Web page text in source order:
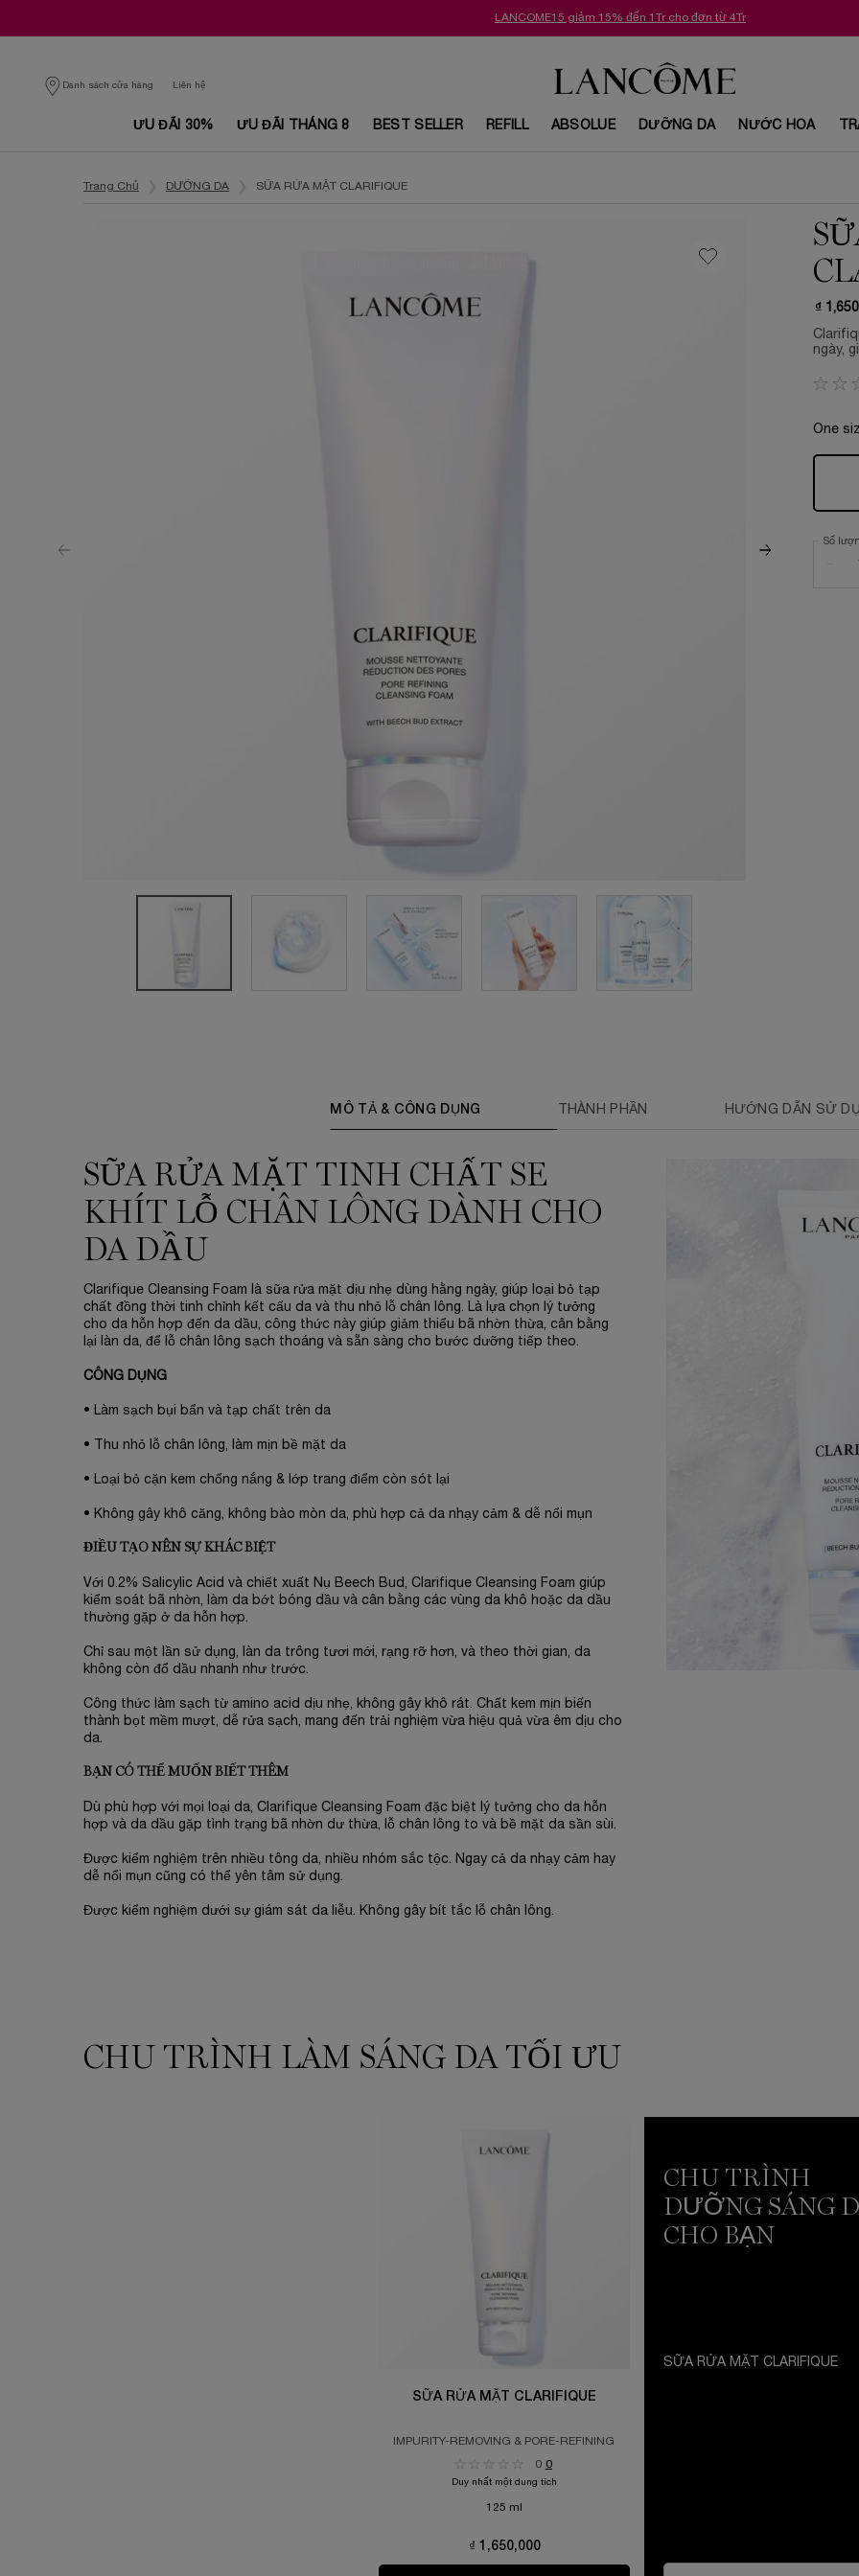
LANCOME15 giảm 15% đến 1Tr cho đơn từ 4Tr
Danh sách cửa hàng Liên hệ
ƯU ĐÃI 30% ƯU ĐÃI THÁNG 8 BEST SELLER REFILL ABSOLUE DƯỠNG DA NƯỚC HOA
Trang Chủ DƯỠNG DA SỮA RỬA MẶT CLARIFIQUE
₫
ngày,
One
Số
MÔ TẢ & CÔNG DỤNG THÀNH PHẦN HƯỚNG DẪN SỬ
SỮA RỬA MẶT TINH CHẤT SE
KHÍT LỖ CHÂN LÔNG DÀNH CHO
DA DẦU
Clarifique Cleansing Foam là sữa rửa mặt dịu nhẹ dùng hằng ngày, giúp loại bỏ tạp
chất đồng thời tinh chỉnh kết cấu da và thu nhỏ lỗ chân lông. Là lựa chọn lý tưởng
cho da hỗn hợp đến da dầu, công thức này giúp giảm thiểu bã nhờn thừa, cân bằng
lại làn da, để lỗ chân lông sạch thoáng và sẵn sàng cho bước dưỡng tiếp theo.
CÔNG DỤNG
• Làm sạch bụi bẩn và tạp chất trên da
• Thu nhỏ lỗ chân lông, làm mịn bề mặt da
• Loại bỏ cặn kem chống nắng & lớp trang điểm còn sót lại
• Không gây khô căng, không bào mòn da, phù hợp cả da nhạy cảm & dễ nổi mụn
ĐIỀU TẠO NÊN SỰ KHÁC BIỆT
Với 0.2% Salicylic Acid và chiết xuất Nụ Beech Bud, Clarifique Cleansing Foam giúp
kiểm soát bã nhờn, làm da bớt bóng dầu và cân bằng các vùng da khô hoặc da dầu
thường gặp ở da hỗn hợp.
Chỉ sau một lần sử dụng, làn da trông tươi mới, rạng rỡ hơn, và theo thời gian, da
không còn đổ dầu nhanh như trước.
Công thức làm sạch từ amino acid dịu nhẹ, không gây khô rát. Chất kem mịn biến
thành bọt mềm mượt, dễ rửa sạch, mang đến trải nghiệm vừa hiệu quả vừa êm dịu cho
da.
BẠN CÓ THỂ MUỐN BIẾT THÊM
Dù phù hợp với mọi loại da, Clarifique Cleansing Foam đặc biệt lý tưởng cho da hỗn
hợp và da dầu gặp tình trạng bã nhờn dư thừa, lỗ chân lông to và bề mặt da sần sùi.
Được kiểm nghiệm trên nhiều tông da, nhiều nhóm sắc tộc. Ngay cả da nhạy cảm hay
dễ nổi mụn cũng có thể yên tâm sử dụng.
Được kiểm nghiệm dưới sự giám sát da liễu. Không gây bít tắc lỗ chân lông.
THE SKINCARE ROUTINE YOU NEED
CHU TRÌNH LÀM SÁNG DA TỐI ƯU
SỮA RỬA MẶT CLARIFIQUE
IMPURITY-REMOVING & PORE-REFINING
0 0
Duy nhất một dung tích
125 ml
₫ 1,650,000
CHU TRÌNH
DƯỠNG SÁNG
CHO BẠN
SỮA RỬA MẶT CLARIFIQUE